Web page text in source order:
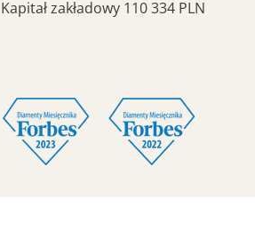
Kapitał zakładowy 110 334 PLN